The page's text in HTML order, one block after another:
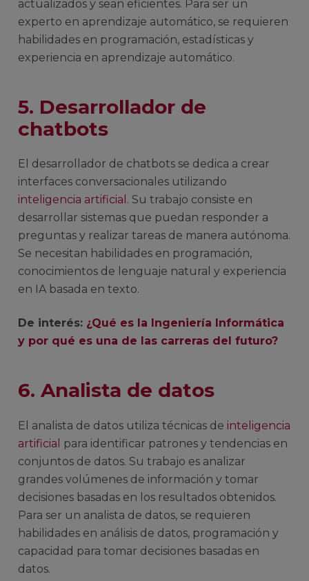
actualizados y sean eficientes. Para ser un
experto en aprendizaje automático, se requieren
habilidades en programación, estadísticas y
experiencia en aprendizaje automático.
5. Desarrollador de
chatbots
El desarrollador de chatbots se dedica a crear
interfaces conversacionales utilizando
inteligencia artificial. Su trabajo consiste en
desarrollar sistemas que puedan responder a
preguntas y realizar tareas de manera autónoma.
Se necesitan habilidades en programación,
conocimientos de lenguaje natural y experiencia
en IA basada en texto.
De interés: ¿Qué es la Ingeniería Informática
y por qué es una de las carreras del futuro?
6. Analista de datos
El analista de datos utiliza técnicas de inteligencia
artificial para identificar patrones y tendencias en
conjuntos de datos. Su trabajo es analizar
grandes volúmenes de información y tomar
decisiones basadas en los resultados obtenidos.
Para ser un analista de datos, se requieren
habilidades en análisis de datos, programación y
capacidad para tomar decisiones basadas en
datos.